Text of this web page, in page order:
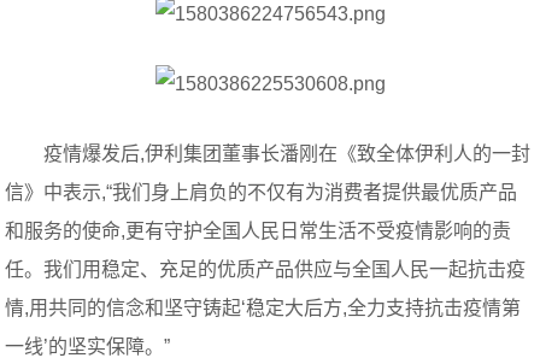
疫情爆发后,伊利集团董事长潘刚在《致全体伊利人的一封
信》中表示,“我们身上肩负的不仅有为消费者提供最优质产品
和服务的使命,更有守护全国人民日常生活不受疫情影响的责
任。我们用稳定、充足的优质产品供应与全国人民一起抗击疫
情,用共同的信念和坚守铸起‘稳定大后方,全力支持抗击疫情第
一线’的坚实保障。”